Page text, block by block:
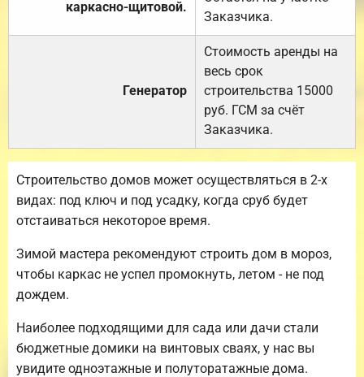
каркасно-щитовой.
Заказчика.
Генератор
Стоимость аренды на
весь срок
строительства 15000
руб. ГСМ за счёт
Заказчика.
Строительство домов может осуществляться в 2-х
видах: под ключ и под усадку, когда сруб будет
отстаиваться некоторое время.
Зимой мастера рекомендуют строить дом в мороз,
чтобы каркас не успел промокнуть, летом - не под
дождем.
Наиболее подходящими для сада или дачи стали
бюджетные домики на винтовых сваях, у нас вы
увидите одноэтажные и полуторатажные дома.